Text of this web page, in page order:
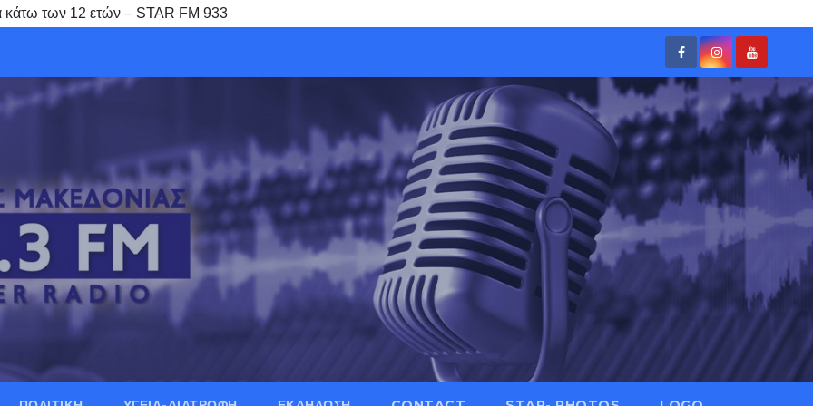
κάτω των 12 ετών – STAR FM 933